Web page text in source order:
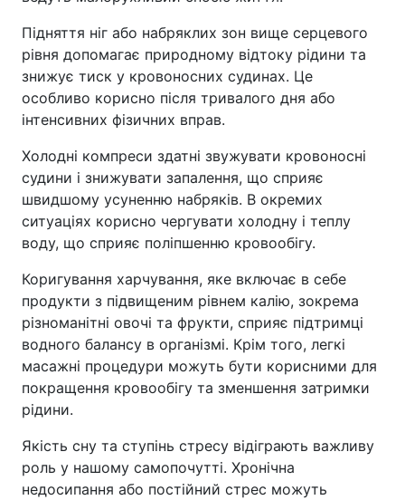
Підняття ніг або набряклих зон вище серцевого
рівня допомагає природному відтоку рідини та
знижує тиск у кровоносних судинах. Це
особливо корисно після тривалого дня або
інтенсивних фізичних вправ.
Холодні компреси здатні звужувати кровоносні
судини і знижувати запалення, що сприяє
швидшому усуненню набряків. В окремих
ситуаціях корисно чергувати холодну і теплу
воду, що сприяє поліпшенню кровообігу.
Коригування харчування, яке включає в себе
продукти з підвищеним рівнем калію, зокрема
різноманітні овочі та фрукти, сприяє підтримці
водного балансу в організмі. Крім того, легкі
масажні процедури можуть бути корисними для
покращення кровообігу та зменшення затримки
рідини.
Якість сну та ступінь стресу відіграють важливу
роль у нашому самопочутті. Хронічна
недосипання або постійний стрес можуть